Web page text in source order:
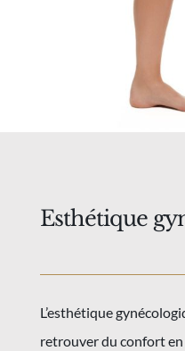
Esthétique
L’esthétique
retrouver du confort